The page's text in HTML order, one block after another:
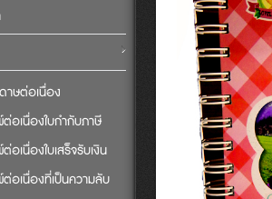
าษต่อเนื่อง
อเนื่องใบกำกับภาษี
อเนื่องใบเสร็จรับเงิน
อเนื่องที่เป็นความลับ